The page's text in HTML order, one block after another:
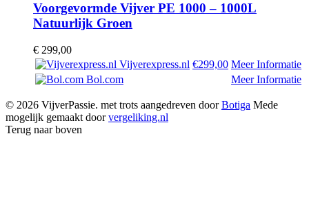
Voorgevormde Vijver PE 1000 – 1000L
Natuurlijk Groen
€ 299,00
Vijverexpress.nl €299,00 Meer Informatie
Bol.com
Meer Informatie
© 2026 VijverPassie. met trots aangedreven doorBotiga Mede
mogelijk gemaakt doorvergeliking.nl
Terug naar boven